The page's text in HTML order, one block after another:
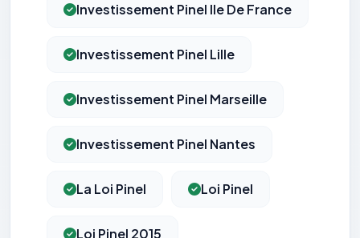
Investissement Pinel Ile De France
Investissement Pinel Lille
Investissement Pinel Marseille
Investissement Pinel Nantes
La Loi Pinel Loi Pinel
Loi Pinel 2015